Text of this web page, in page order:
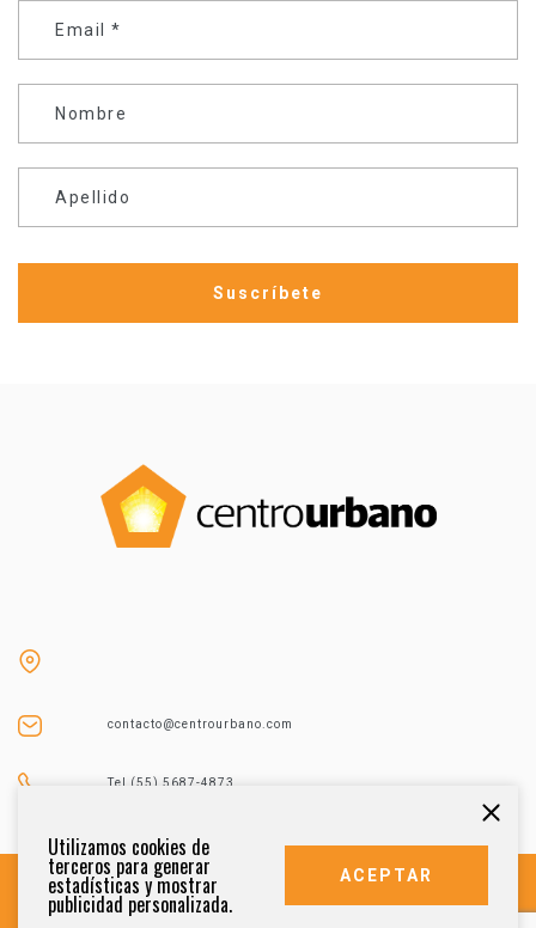
Email *
Nombre
Apellido
contacto@centrourbano.com
Tel (55) 5687-4873
Utilizamos cookies de
terceros para generar
estadísticas y mostrar
publicidad personalizada.
ACEPTAR